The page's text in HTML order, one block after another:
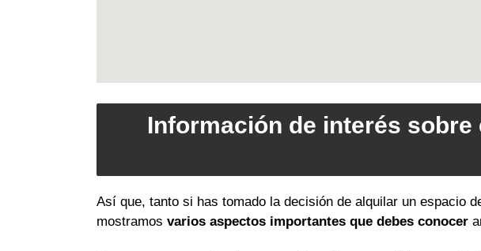
Información de interés
Así que, tanto si has tomado la decisión de alquilar un espacio
mostramos varios aspectos importantes que debes conocer